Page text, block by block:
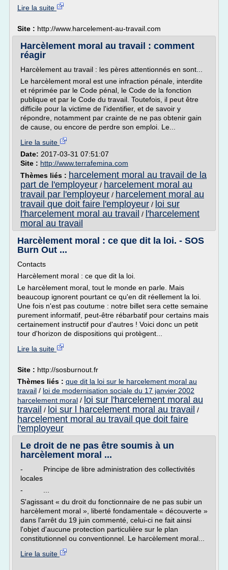
Lire la suite
Site : http://www.harcelement-au-travail.com
Harcèlement moral au travail : comment
réagir
Harcèlement au travail : les pères attentionnés en sont...
Le harcèlement moral est une infraction pénale, interdite
et réprimée par le Code pénal, le Code de la fonction
publique et par le Code du travail. Toutefois, il peut être
difficile pour la victime de l'identifier, et de savoir y
répondre, notamment par crainte de ne pas obtenir gain
de cause, ou encore de perdre son emploi. Le...
Lire la suite
Date: 2017-03-31 07:51:07
Site : http://www.terrafemina.com
Thèmes liés : harcelement moral au travail de la
part de l'employeur / harcelement moral au
travail par l'employeur / harcelement moral au
travail que doit faire l'employeur / loi sur
l'harcelement moral au travail / l'harcelement
moral au travail
Harcèlement moral : ce que dit la loi. - SOS
Burn Out ...
Contacts
Harcèlement moral : ce que dit la loi.
Le harcèlement moral, tout le monde en parle. Mais
beaucoup ignorent pourtant ce qu'en dit réellement la loi.
Une fois n'est pas coutume : notre billet sera cette semaine
purement informatif, peut-être rébarbatif pour certains mais
certainement instructif pour d'autres ! Voici donc un petit
tour d'horizon de dispositions qui protègent...
Lire la suite
Site : http://sosburnout.fr
Thèmes liés : que dit la loi sur le harcelement moral au
travail / loi de modernisation sociale du 17 janvier 2002
harcelement moral / loi sur l'harcelement moral au
travail / loi sur l harcelement moral au travail /
harcelement moral au travail que doit faire
l'employeur
Le droit de ne pas être soumis à un
harcèlement moral ...
- Principe de libre administration des collectivités
locales
- ...
S'agissant « du droit du fonctionnaire de ne pas subir un
harcèlement moral », liberté fondamentale « découverte »
dans l'arrêt du 19 juin commenté, celui-ci ne fait ainsi
l'objet d'aucune protection particulière sur le plan
constitutionnel ou conventionnel. Le harcèlement moral...
Lire la suite